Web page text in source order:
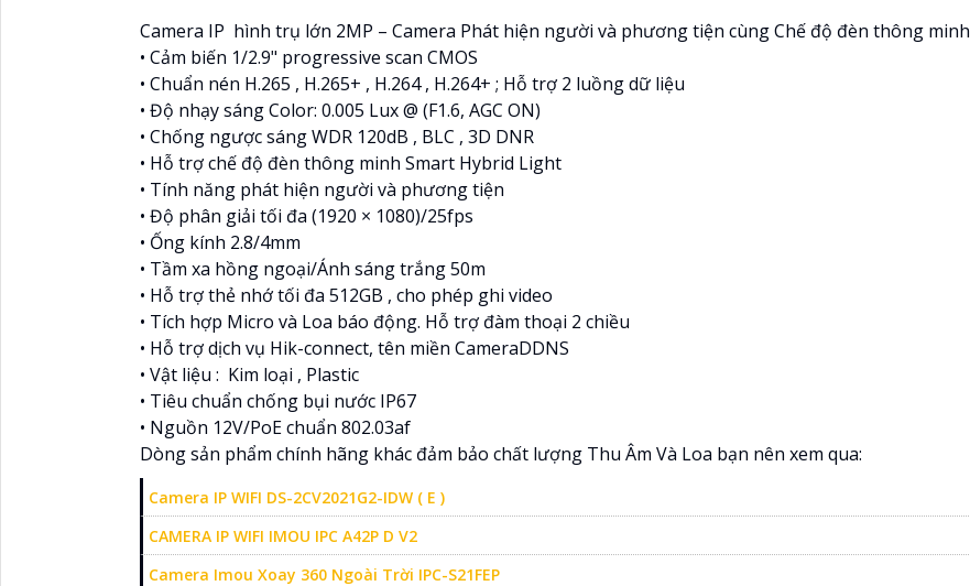
Camera IP hình trụ lớn 2MP – Camera Phát hiện người và phương tiện cùng Chế độ đèn thông minh
• Cảm biến 1/2.9" progressive scan CMOS
• Chuẩn nén H.265 , H.265+ , H.264 , H.264+ ; Hỗ trợ 2 luồng dữ liệu
• Độ nhạy sáng Color: 0.005 Lux @ (F1.6, AGC ON)
• Chống ngược sáng WDR 120dB , BLC , 3D DNR
• Hỗ trợ chế độ đèn thông minh Smart Hybrid Light
• Tính năng phát hiện người và phương tiện
• Độ phân giải tối đa (1920 × 1080)/25fps
• Ống kính 2.8/4mm
• Tầm xa hồng ngoại/Ánh sáng trắng 50m
• Hỗ trợ thẻ nhớ tối đa 512GB , cho phép ghi video
• Tích hợp Micro và Loa báo động. Hỗ trợ đàm thoại 2 chiều
• Hỗ trợ dịch vụ Hik-connect, tên miền CameraDDNS
• Vật liệu : Kim loại , Plastic
• Tiêu chuẩn chống bụi nước IP67
• Nguồn 12V/PoE chuẩn 802.03af
Dòng sản phẩm chính hãng khác đảm bảo chất lượng Thu Âm Và Loa bạn nên xem qua:
Camera IP WIFI DS-2CV2021G2-IDW ( E )
CAMERA IP WIFI IMOU IPC A42P D V2
Camera Imou Xoay 360 Ngoài Trời IPC-S21FEP